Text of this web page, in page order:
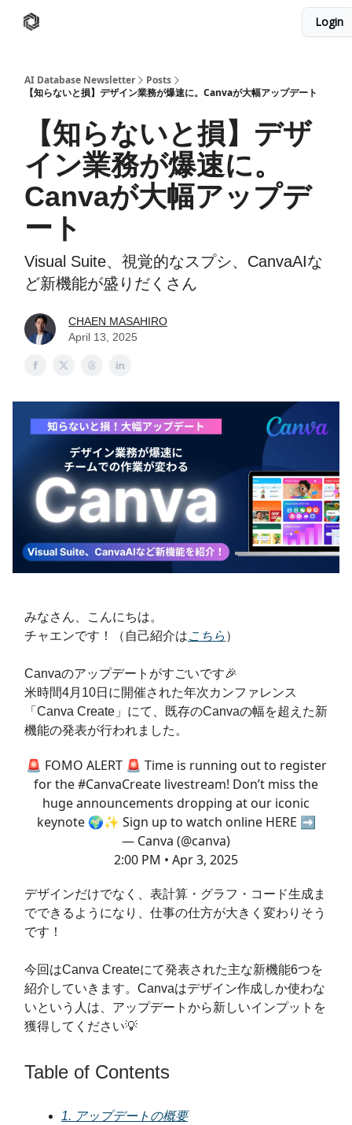
Login
AI Database Newsletter
Posts
【知らないと損】デザイン業務が爆速に。Canvaが大幅アップデート
【知らないと損】デザ
イン業務が爆速に。
Canvaが大幅アップデ
ート
Visual Suite、視覚的なスプシ、CanvaAIな
ど新機能が盛りだくさん
CHAEN MASAHIRO
April 13, 2025
みなさん、こんにちは。
チャエンです！（自己紹介はこちら ）
Canvaのアップデートがすごいです🎉
米時間4月10日に開催された年次カンファレンス
「Canva Create」にて、既存のCanvaの幅を超えた新
機能の発表が行われました。
🚨 FOMO ALERT 🚨 Time is running out to register
for the#CanvaCreate livestream! Don’t miss the
huge announcements dropping at our iconic
keynote 🌍✨ Sign up to watch online HERE ➡️
— Canva (@canva)
2:00 PM • Apr 3, 2025
デザインだけでなく、表計算・グラフ・コード生成ま
でできるようになり、仕事の仕方が大きく変わりそう
です！
今回はCanva Createにて発表された主な新機能6つを
紹介していきます。Canvaはデザイン作成しか使わな
いという人は、アップデートから新しいインプットを
獲得してください💡
Table of Contents
1. アップデートの概要